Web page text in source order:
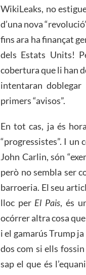
WikiLeaks, no
d’una nova
fins ara ha finançat
dels Estats Units!
cobertura que li han
intentaran
primers “avisos”.
En tot cas, ja és
“progressistes”. I un
John Carlin, són
però no sembla ser
barroeria. El seu
lloc per El Pais, és
ocórrer altra cosa
i el gamarús Trump
dos com si ells
sap el que és